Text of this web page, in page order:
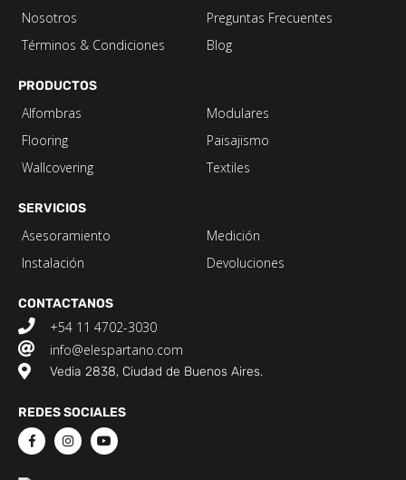
Nosotros
Preguntas Frecuentes
Términos & Condiciones
Blog
PRODUCTOS
Alfombras
Modulares
Flooring
Paisajismo
Wallcovering
Textiles
SERVICIOS
Asesoramiento
Medición
Instalación
Devoluciones
CONTACTANOS
+54 11 4702-3030
info@elespartano.com
Vedia 2838, Ciudad de Buenos Aires.
REDES SOCIALES